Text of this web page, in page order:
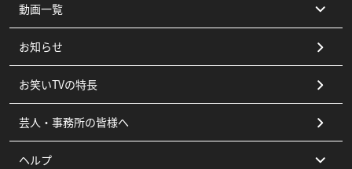
動画一覧
コント
漫才
ピン
その他
お知らせ
お笑いTVの特長
芸人・事務所の皆様へ
ヘルプ